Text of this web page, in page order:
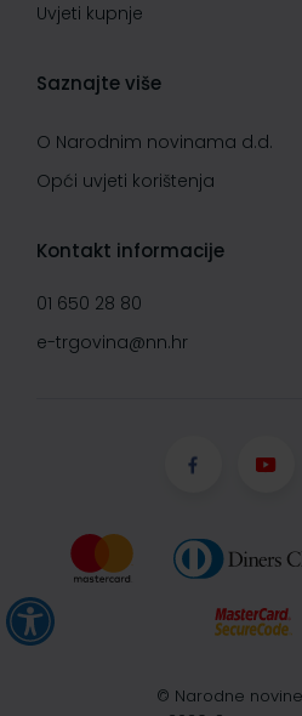
Uvjeti kupnje
Saznajte više
O Narodnim novinama d.d.
Opći uvjeti korištenja
Kontakt informacije
01 650 28 80
e-trgovina@nn.hr
© Narodne